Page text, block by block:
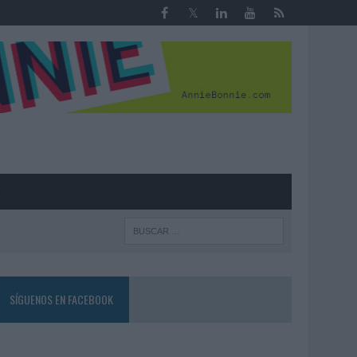
SÍGUENOS EN FACEBOOK